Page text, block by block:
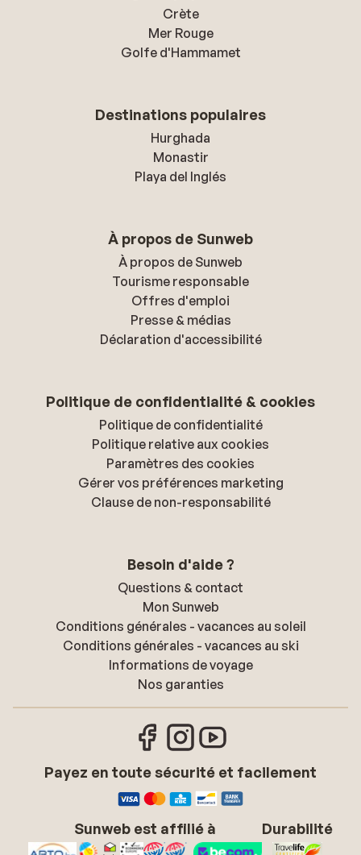
Crète
Mer Rouge
Golfe d'Hammamet
Destinations populaires
Hurghada
Monastir
Playa del Inglés
À propos de Sunweb
À propos de Sunweb
Tourisme responsable
Offres d'emploi
Presse & médias
Déclaration d'accessibilité
Politique de confidentialité & cookies
Politique de confidentialité
Politique relative aux cookies
Paramètres des cookies
Gérer vos préférences marketing
Clause de non-responsabilité
Besoin d'aide ?
Questions & contact
Mon Sunweb
Conditions générales - vacances au soleil
Conditions générales - vacances au ski
Informations de voyage
Nos garanties
Payez en toute sécurité et facilement
Sunweb est affilié à Durabilité